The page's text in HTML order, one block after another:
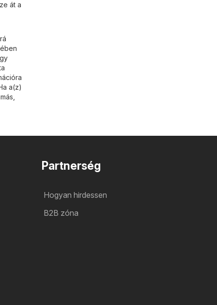
át a
a(z)
Partnerség
Hogyan hirdessen
B2B zóna